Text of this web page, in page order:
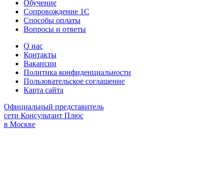
Обучение
Сопровождение 1С
Способы оплаты
Вопросы и ответы
О нас
Контакты
Вакансии
Политика конфиденциальности
Пользовательское соглашение
Карта сайта
Официальный представитель
сети Консультант Плюс
в Москве